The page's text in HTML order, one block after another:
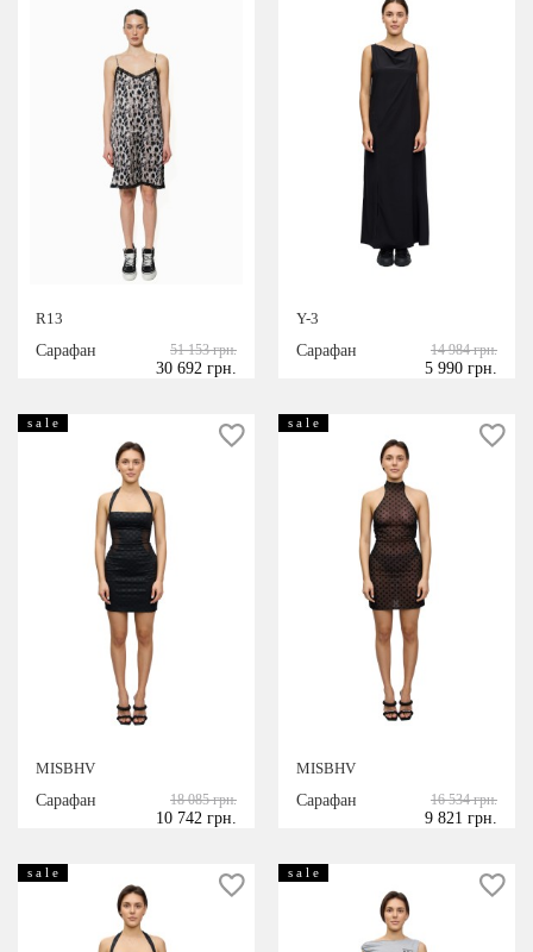
R13
Сарафан
51 153 грн.
30 692 грн.
Y-3
Сарафан
14 984 грн.
5 990 грн.
s a l e
MISBHV
Сарафан
18 085 грн.
10 742 грн.
s a l e
MISBHV
Сарафан
16 534 грн.
9 821 грн.
s a l e s a l e